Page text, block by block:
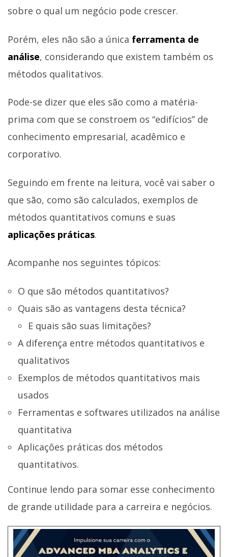
sobre o qual um negócio pode crescer.
Porém, eles não são a única ferramenta de
análise, considerando que existem também os
métodos qualitativos.
Pode-se dizer que eles são como a matéria-
prima com que se constroem os “edifícios” de
conhecimento empresarial, acadêmico e
corporativo.
Seguindo em frente na leitura, você vai saber o
que são, como são calculados, exemplos de
métodos quantitativos comuns e suas
aplicações práticas.
Acompanhe nos seguintes tópicos:
O que são métodos quantitativos?
Quais são as vantagens desta técnica?
E quais são suas limitações?
A diferença entre métodos quantitativos e
qualitativos
Exemplos de métodos quantitativos mais
usados
Ferramentas e softwares utilizados na análise
quantitativa
Aplicações práticas dos métodos
quantitativos.
Continue lendo para somar esse conhecimento
de grande utilidade para a carreira e negócios.